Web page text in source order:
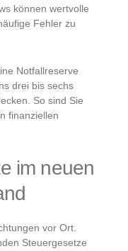
können wertvolle
Fehler zu
Notfallreserve
drei bis sechs
So sind Sie
finanziellen
im neuen
vor Ort.
Steuergesetze